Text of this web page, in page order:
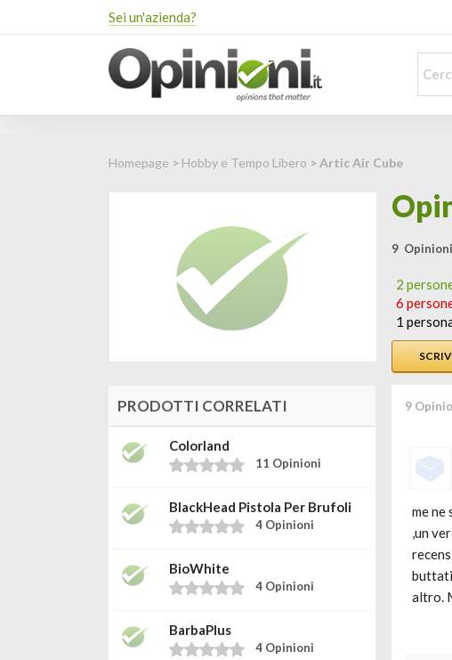
Sei un'azienda?
Homepage > Hobby e Tempo Libero > Artic Air Cube
9 Opinioni
2
6
1
9
me ne
,un
altro.
PRODOTTI CORRELATI
Colorland
11 Opinioni
BlackHead Pistola Per Brufoli
4 Opinioni
BioWhite
4 Opinioni
BarbaPlus
4 Opinioni